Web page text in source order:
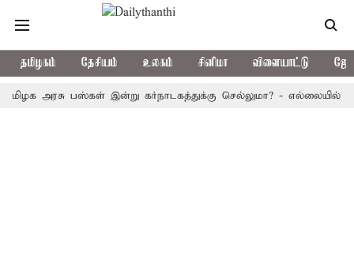
தமிழகம் தேசியம் உலகம் சினிமா விளையாட்டு
அரசு பஸ்கள் இன்று கர்நாடகத்துக்கு செல்லுமா? - எல்லையில் பதற்றம்;